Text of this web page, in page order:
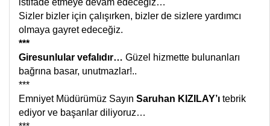
Sizler bizler için çalışırken, bizler de sizlere yardımcı
olmaya gayret edeceğiz.
***
Giresunlular vefalıdır… Güzel hizmette bulunanları
bağrına basar, unutmazlar!..
***
Emniyet Müdürümüz Sayın Saruhan KIZILAY’ı tebrik
ediyor ve başarılar diliyoruz…